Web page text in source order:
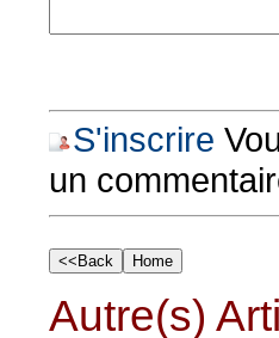
S'inscrire
un
Autre(s)